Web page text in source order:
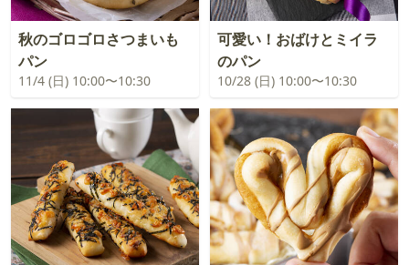
秋のゴロゴロさつまいも
パン
11/4 (日) 10:00〜10:30
可愛い！おばけとミイラ
のパン
10/28 (日) 10:00〜10:30